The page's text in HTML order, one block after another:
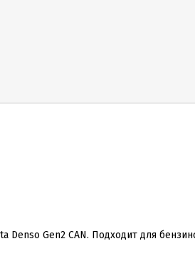
Gen2 CAN. Подходит для